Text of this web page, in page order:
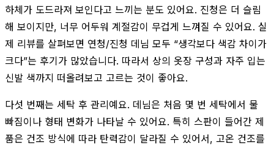
하체가 도드라져 보인다고 느끼는 분도 있어요. 진청은 더 슬림
해 보이지만, 너무 어두워 계절감이 무겁게 느껴질 수 있어요. 실
제 리뷰를 살펴보면 연청/진청 데님 모두 “생각보다 색감 차이가
크다”는 후기가 많았습니다. 따라서 상의 옷장 구성과 자주 입는
신발 색까지 떠올려보고 고르는 것이 좋아요.
다섯 번째는 세탁 후 관리예요. 데님은 처음 몇 번 세탁에서 물
빠짐이나 형태 변화가 나타날 수 있어요. 특히 스판이 들어간 제
품은 건조 방식에 따라 탄력감이 달라질 수 있어서, 고온 건조를